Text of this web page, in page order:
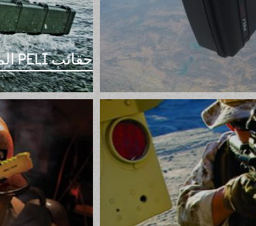
حقائب PELI المقاومة للعواصف